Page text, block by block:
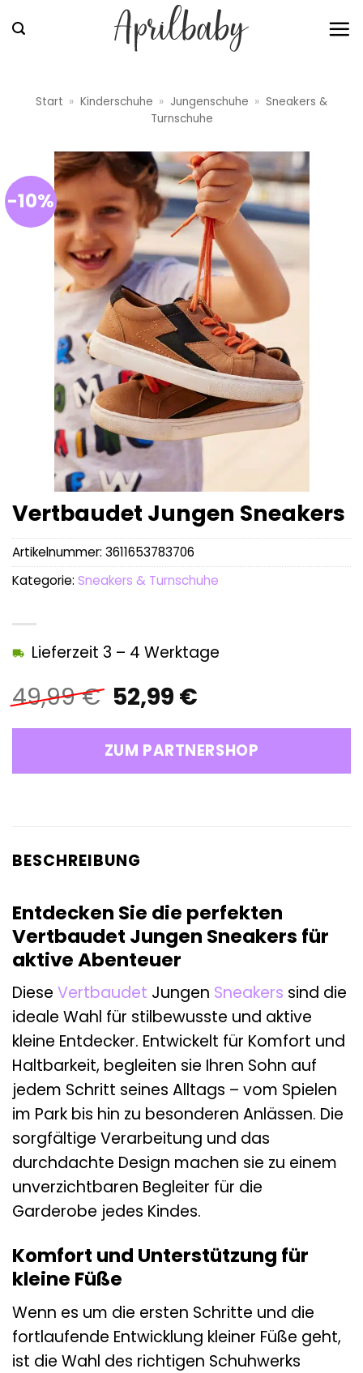
Inhalt
Start » Kinderschuhe » Jungenschuhe » Sneakers &
Turnschuhe
-10%
Vertbaudet Jungen Sneakers
49,99€ Ursprünglicher
Preis
war:
49,99 €
52,99 €Aktueller
ist:
52,99 €.
Lieferzeit 3 – 4 Werktage
ZUM PARTNERSHOP
Artikelnummer: 3611653783706
Kategorie: Sneakers & Turnschuhe
BESCHREIBUNG
Entdecken Sie die perfekten
Vertbaudet Jungen Sneakers für
aktive Abenteuer
Diese Vertbaudet Jungen Sneakers sind die
ideale Wahl für stilbewusste und aktive
kleine Entdecker. Entwickelt für Komfort und
Haltbarkeit, begleiten sie Ihren Sohn auf
jedem Schritt seines Alltags – vom Spielen
im Park bis hin zu besonderen Anlässen. Die
sorgfältige Verarbeitung und das
durchdachte Design machen sie zu einem
unverzichtbaren Begleiter für die
Garderobe jedes Kindes.
Komfort und Unterstützung für
kleine Füße
Wenn es um die ersten Schritte und die
fortlaufende Entwicklung kleiner Füße geht,
ist die Wahl des richtigen Schuhwerks